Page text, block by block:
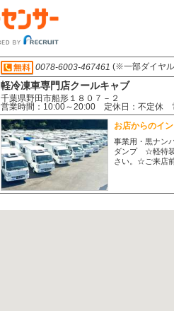
0078-6003-467461 (※一部ダイヤ
軽冷凍車専門店クールキャブ
千葉県野田市船形１８０７－２
営業時間：10:00～20:00 定休日：不定休
お店からのイ
事業用・黒ナン
ダンプ ☆軽特装
さい。☆ご来店